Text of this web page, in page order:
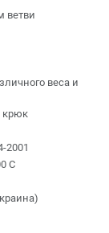
ветви
веса и
крюк
2001
С